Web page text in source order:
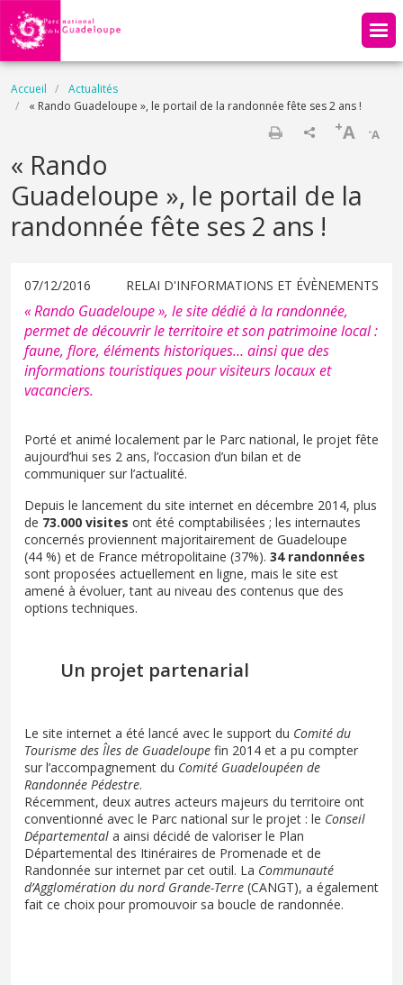
Aller au contenu principal
Fil d'Ariane
Accueil
Actualités
« Rando Guadeloupe », le portail de la randonnée fête ses 2 ans !
-A
+A
« Rando
Guadeloupe », le portail de la
randonnée fête ses 2 ans !
07/12/2016 RELAI D'INFORMATIONS ET ÉVÈNEMENTS
« Rando Guadeloupe », le site dédié à la randonnée,
permet de découvrir le territoire et son patrimoine local :
faune, flore, éléments historiques… ainsi que des
informations touristiques pour visiteurs locaux et
vacanciers.
Porté et animé localement par le Parc national, le projet fête
aujourd’hui ses 2 ans, l’occasion d’un bilan et de
communiquer sur l’actualité.
Depuis le lancement du site internet en décembre 2014, plus
de 73.000 visites ont été comptabilisées ; les internautes
concernés proviennent majoritairement de Guadeloupe
(44 %) et de France métropolitaine (37%). 34 randonnées
sont proposées actuellement en ligne, mais le site est
amené à évoluer, tant au niveau des contenus que des
options techniques.
Un projet partenarial
Le site internet a été lancé avec le support du Comité du
Tourisme des Îles de Guadeloupe fin 2014 et a pu compter
sur l’accompagnement du Comité Guadeloupéen de
Randonnée Pédestre.
Récemment, deux autres acteurs majeurs du territoire ont
conventionné avec le Parc national sur le projet : le Conseil
Départemental a ainsi décidé de valoriser le Plan
Départemental des Itinéraires de Promenade et de
Randonnée sur internet par cet outil. La Communauté
d’Agglomération du nord Grande-Terre (CANGT), a également
fait ce choix pour promouvoir sa boucle de randonnée.